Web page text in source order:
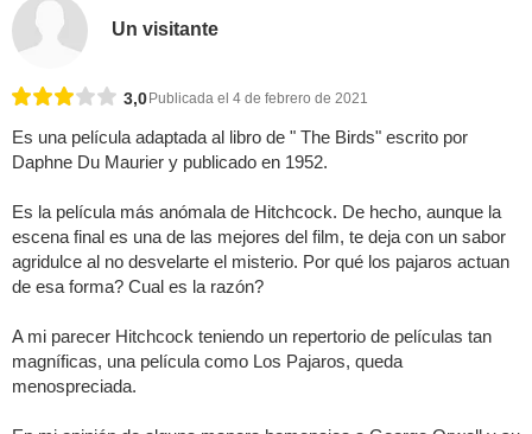
Un visitante
3,0 Publicada el 4 de febrero de 2021
Es una película adaptada al libro de " The Birds" escrito por
Daphne Du Maurier y publicado en 1952.
Es la película más anómala de Hitchcock. De hecho, aunque la
escena final es una de las mejores del film, te deja con un sabor
agridulce al no desvelarte el misterio. Por qué los pajaros actuan
de esa forma? Cual es la razón?
A mi parecer Hitchcock teniendo un repertorio de películas tan
magníficas, una película como Los Pajaros, queda
menospreciada.